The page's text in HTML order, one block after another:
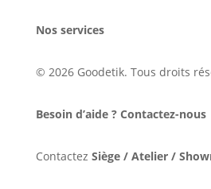
Nos services
© 2026 Goodetik. Tous droits
Besoin d’aide ? Contactez-nous
Contactez Siège / Atelier /